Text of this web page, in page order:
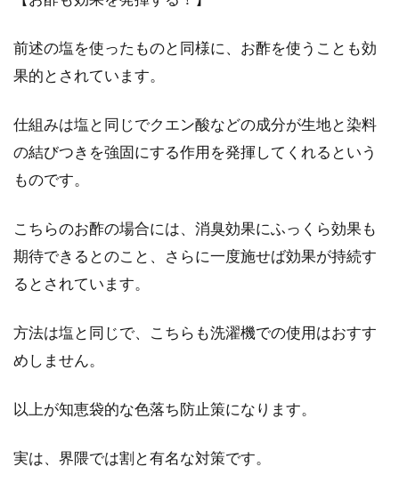
前述の塩を使ったものと同様に、お酢を使うことも効
果的とされています。
仕組みは塩と同じでクエン酸などの成分が生地と染料
の結びつきを強固にする作用を発揮してくれるという
ものです。
こちらのお酢の場合には、消臭効果にふっくら効果も
期待できるとのこと、さらに一度施せば効果が持続す
るとされています。
方法は塩と同じで、こちらも洗濯機での使用はおすす
めしません。
以上が知恵袋的な色落ち防止策になります。
実は、界隈では割と有名な対策です。